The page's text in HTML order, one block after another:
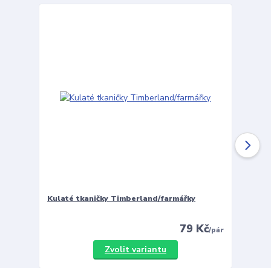
Kulaté tkaničky Timberland/farmářky
79 Kč/pár
Zvolit variantu